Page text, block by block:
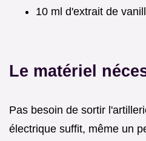
10 ml d'extrait de
Le matériel
Pas besoin de sortir
électrique suffit, même un